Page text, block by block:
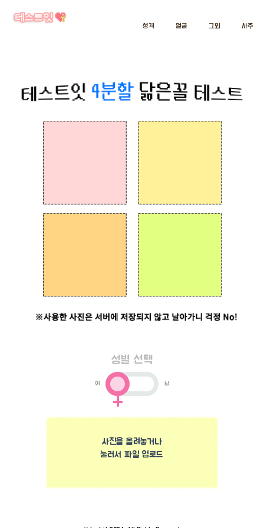
성격 얼굴 그외 사주
성별 선택
여 남
사진을 올려놓거나
눌러서 파일 업로드